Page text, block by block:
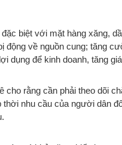
biệt với mặt hàng xăng,
động về nguồn cung; tăng
dụng để kinh doanh, tăng
rằng cần phải theo dõi
nhu cầu của người dân